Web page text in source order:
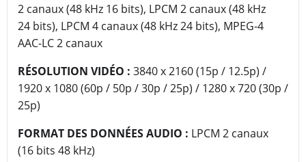
2 canaux (48 kHz 16 bits), LPCM 2 canaux (48 kHz
24 bits), LPCM 4 canaux (48 kHz 24 bits), MPEG-4
AAC-LC 2 canaux
RÉSOLUTION VIDÉO : 3840 x 2160 (15p / 12.5p) /
1920 x 1080 (60p / 50p / 30p / 25p) / 1280 x 720 (30p /
25p)
FORMAT DES DONNÉES AUDIO : LPCM 2 canaux
(16 bits 48 kHz)